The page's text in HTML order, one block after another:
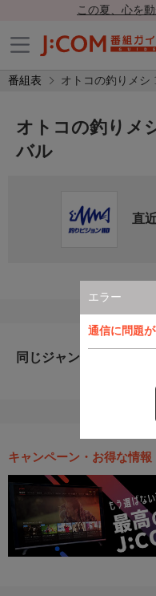
この夏、心を
番組表 オトコの釣りメシ
エラー
通信に問題
オトコの釣りメ
バル
直
同じジャンルのおすすめ
キャンペーン・お得な情報